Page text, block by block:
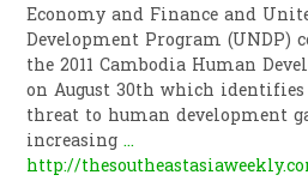
Economy and Finance and
Development Program (UNDP)
the 2011 Cambodia Human
on August 30th which
threat to human development
increasing...
http://